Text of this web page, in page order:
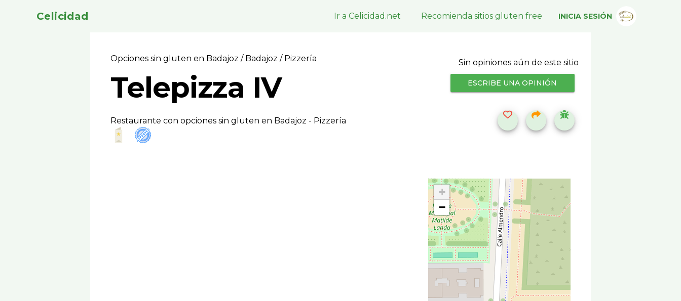
Celicidad Ir a Celicidad.net Recomienda sitios gluten free INICIA SESIÓN
Opciones sin gluten en Badajoz/ Badajoz / Pizzerí­a
Telepizza IV
Restaurante con opciones sin gluten en Badajoz - Pizzerí­a
Sin opiniones aún de este sitio
ESCRIBE UNA OPINIÓN
+
−